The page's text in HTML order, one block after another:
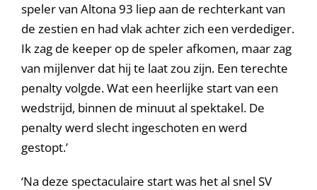
speler van Altona 93 liep aan de rechterkant van
de zestien en had vlak achter zich een verdediger.
Ik zag de keeper op de speler afkomen, maar zag
van mijlenver dat hij te laat zou zijn. Een terechte
penalty volgde. Wat een heerlijke start van een
wedstrijd, binnen de minuut al spektakel. De
penalty werd slecht ingeschoten en werd
gestopt.’
‘Na deze spectaculaire start was het al snel SV